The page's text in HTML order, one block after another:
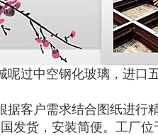
呢过中空钢化玻璃，进口
据客户需求结合图纸进行
发货，安装简便。工厂